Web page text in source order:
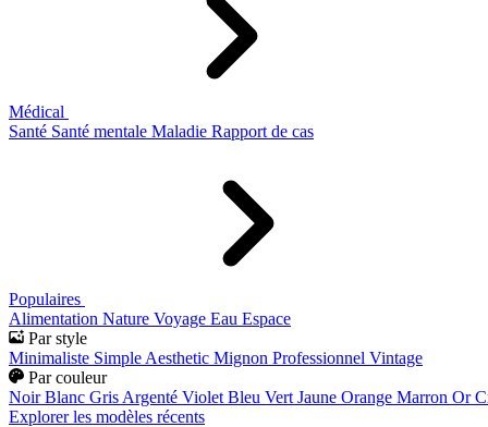
Médical
Santé Santé mentale Maladie Rapport de cas
Populaires
Alimentation Nature Voyage Eau Espace
Par style
Minimaliste Simple Aesthetic Mignon Professionnel Vintage
Par couleur
Noir Blanc Gris Argenté Violet Bleu Vert Jaune Orange Marron Or
Explorer les modèles récents